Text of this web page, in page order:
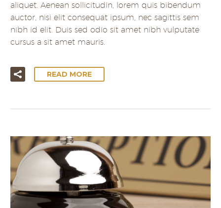
aliquet. Aenean sollicitudin, lorem quis bibendum
auctor, nisi elit consequat ipsum, nec sagittis sem
nibh id elit. Duis sed odio sit amet nibh vulputate
cursus a sit amet mauris.
READ MORE